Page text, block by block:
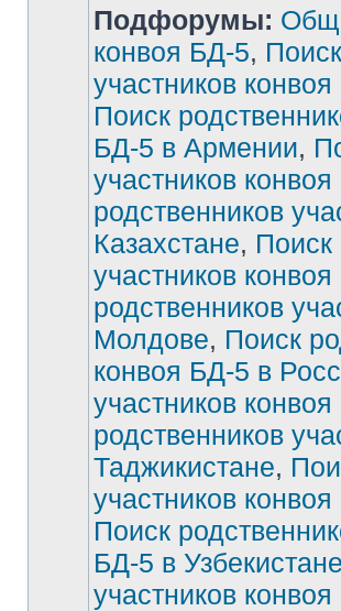
Нет
непрочитанных
сообщений
Подфорумы:
конвоя БД-5,
участников
Поиск
БД-5 в Армении,
участников
родственников
Казахстане, Поиск
участников
родственников
Молдове, Поиск
конвоя БД-5 в
участников
родственников
Таджикистане,
участников
Поиск
БД-5 в Узбекистане
участников